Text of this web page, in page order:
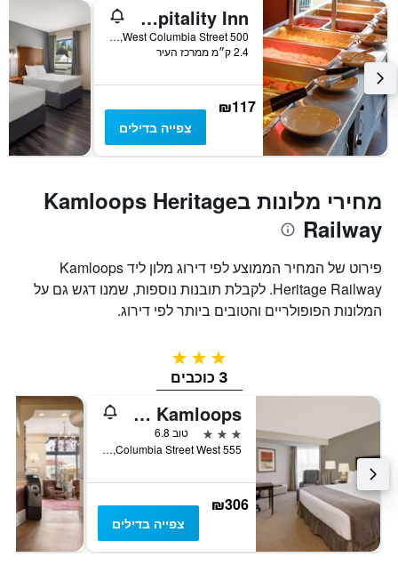
Hospitality Inn
500 West Columbia Street, קאמלופס, BC, קנדה
2.4 ק״מ ממרכז העיר
₪117
צפייה בדילים
מחירי מלונות בKamloops Heritage
Railway
פירוט של המחיר הממוצע לפי דירוג מלון ליד Kamloops
Heritage Railway. לקבלת תובנות נוספות, שמנו דגש גם על
המלונות הפופולריים והטובים ביותר לפי דירוג.
3 כוכבים
3 כוכבים
Ramada by Wyndham Kamloops
3 כוכבים
טוב 6.8
555 Columbia Street West, קאמלופס, BC, קנדה
₪306
צפייה בדילים